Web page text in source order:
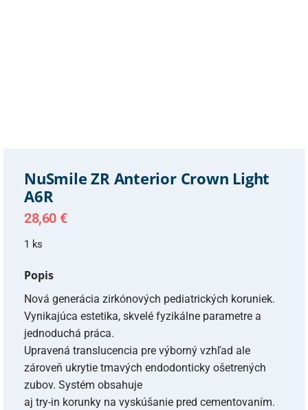
NuSmile ZR Anterior Crown Light
A6R
28,60 €
1 ks
Popis
Nová generácia zirkónových pediatrických koruniek.
Vynikajúca estetika, skvelé fyzikálne parametre a
jednoduchá práca.
Upravená translucencia pre výborný vzhľad ale
zároveň ukrytie tmavých endodonticky ošetrených
zubov. Systém obsahuje
aj try-in korunky na vyskúšanie pred cementovaním.